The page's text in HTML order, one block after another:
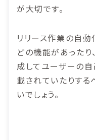
が大切です。
リリース作業の自
どの機能があったり
成してユーザーの
載されていたりす
いでしょう。